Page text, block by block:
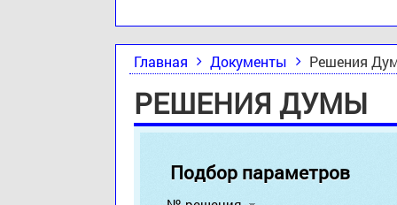
Главная Документы Решения
РЕШЕНИЯ ДУМЫ
Подбор параметров